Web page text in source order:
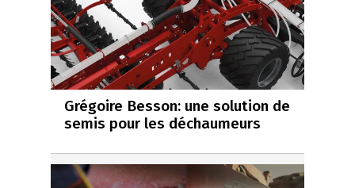
Grégoire Besson: une solution de
semis pour les déchaumeurs